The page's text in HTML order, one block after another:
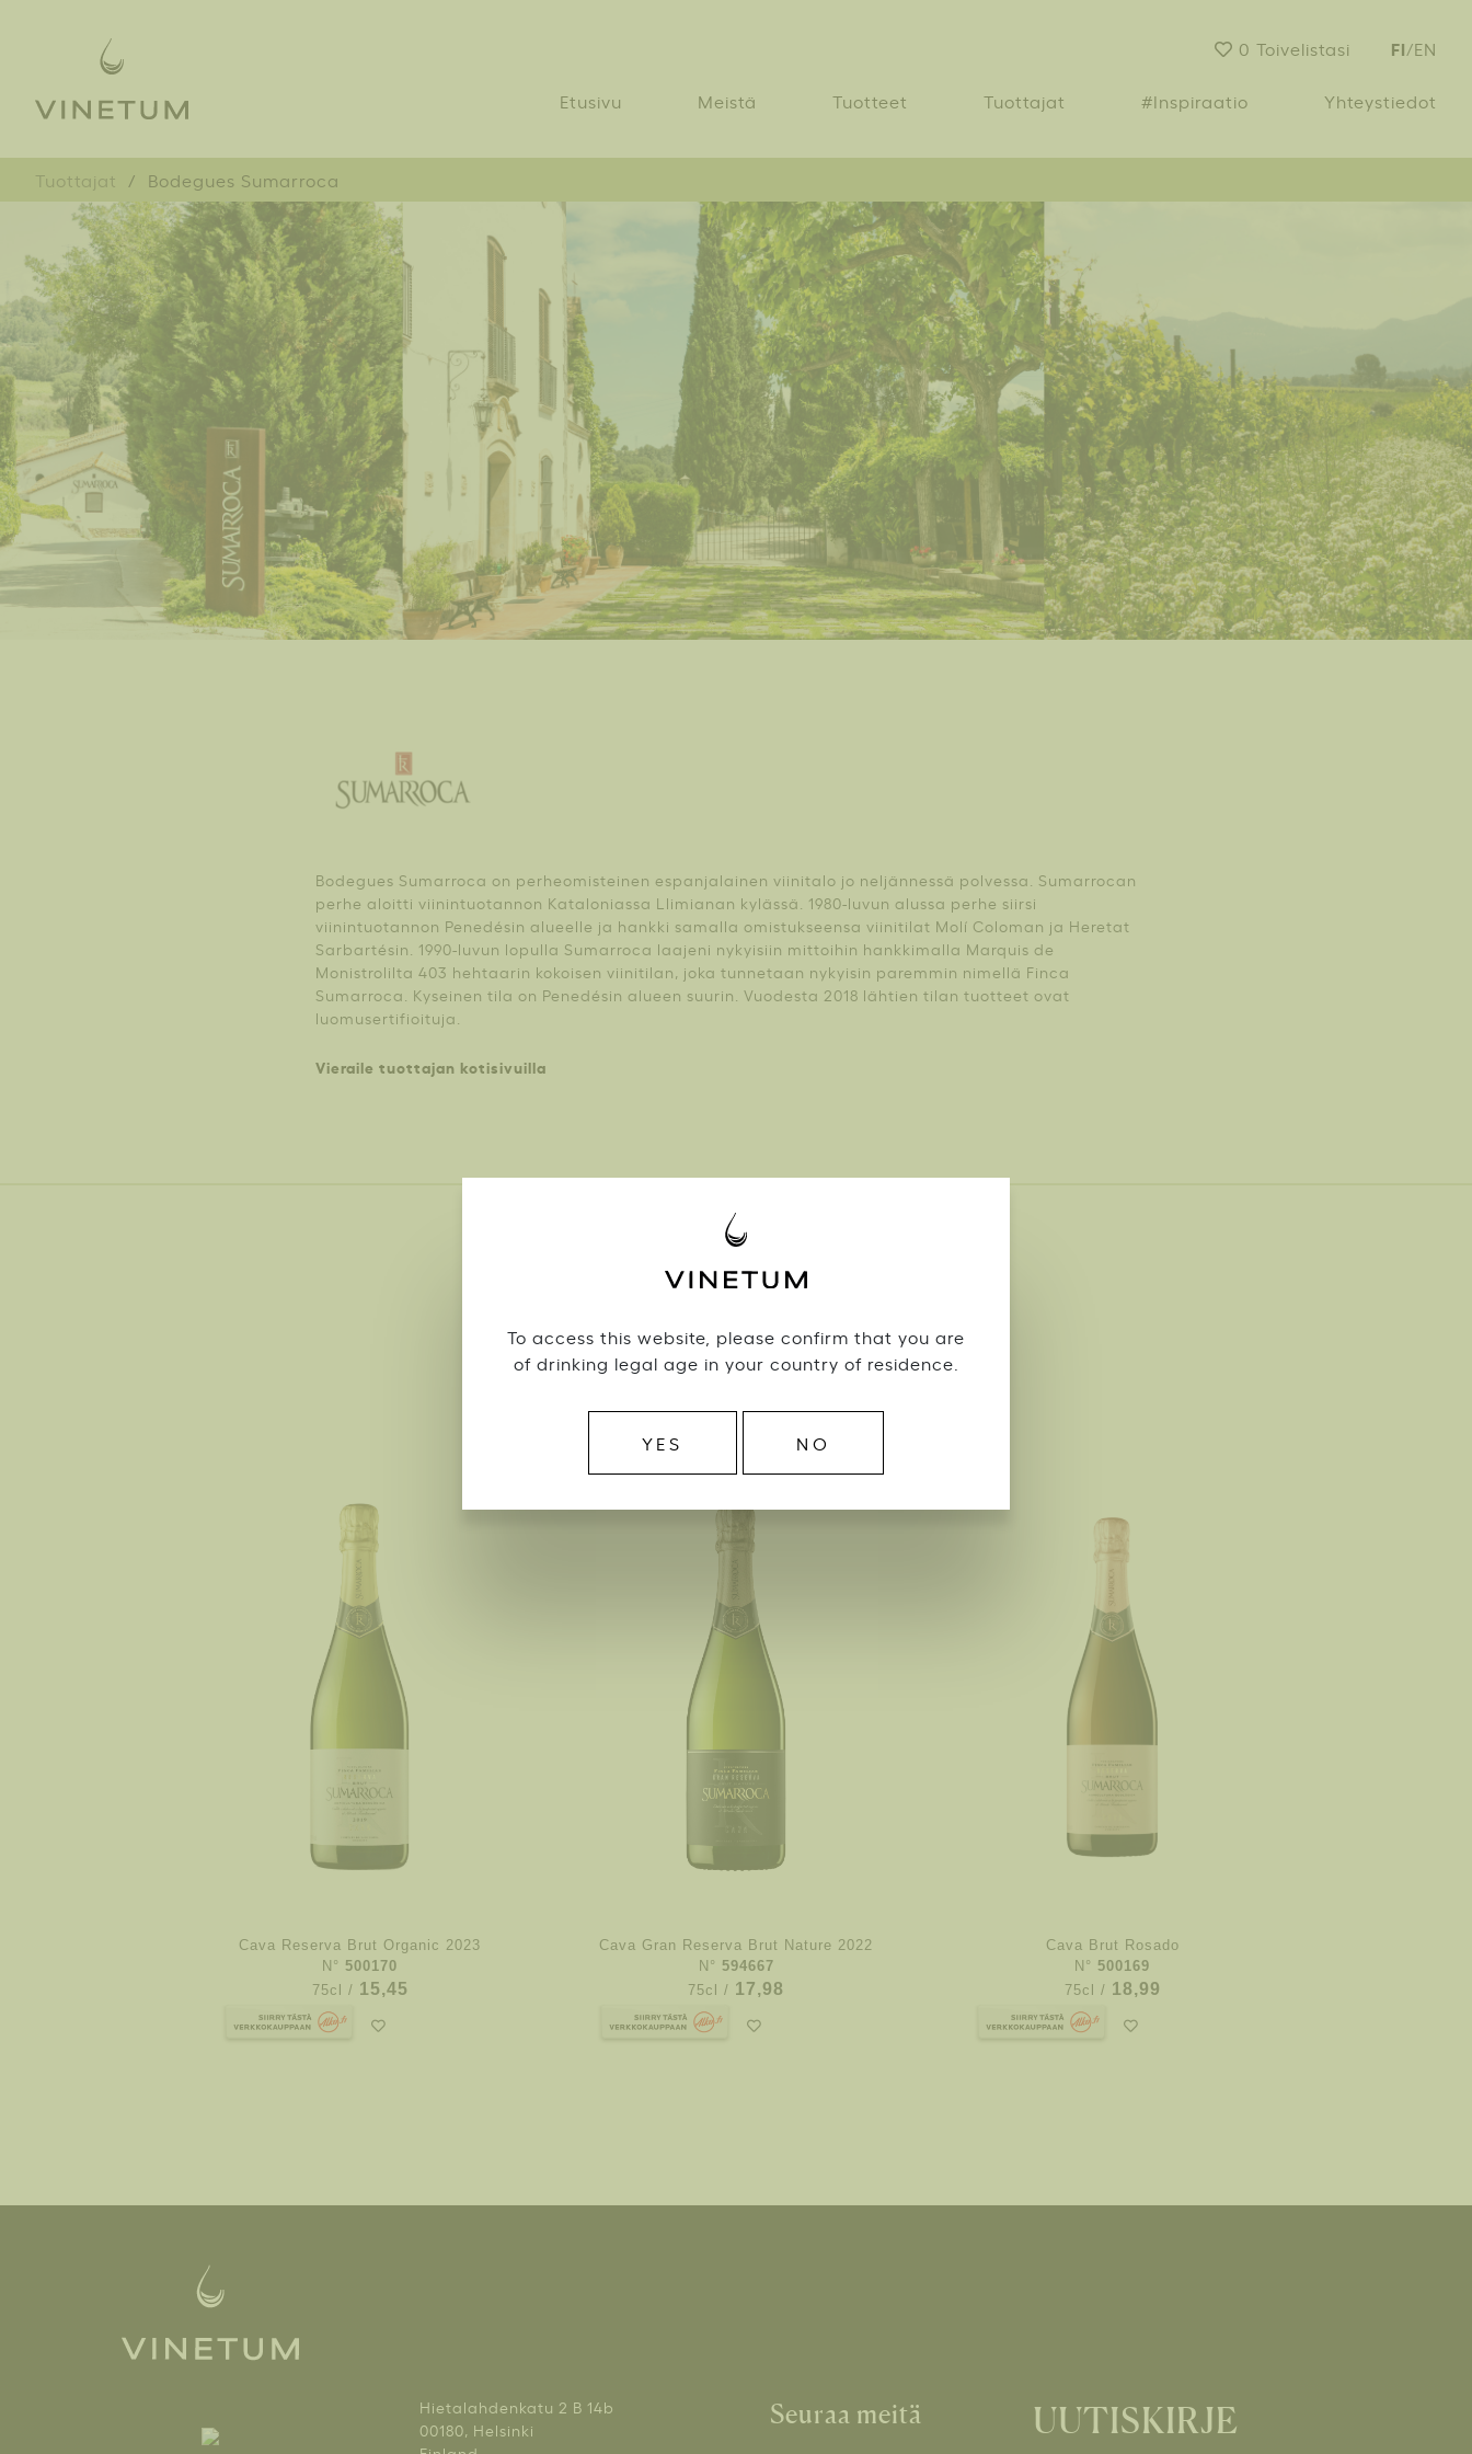
To access this website, please confirm that you are
of drinking legal age in your country of residence.
YES NO
0 Toivelistasi FI/EN
Etusivu Meistä Tuotteet Tuottajat #Inspiraatio Yhteystiedot
Tuottajat Bodegues Sumarroca
Bodegues Sumarroca on perheomisteinen espanjalainen viinitalo jo neljännessä polvessa. Sumarrocan
perhe aloitti viinintuotannon Kataloniassa Llimianan kylässä. 1980-luvun alussa perhe siirsi
viinintuotannon Penedésin alueelle ja hankki samalla omistukseensa viinitilat Molí Coloman ja Heretat
Sarbartésin. 1990-luvun lopulla Sumarroca laajeni nykyisiin mittoihin hankkimalla Marquis de
Monistrolilta 403 hehtaarin kokoisen viinitilan, joka tunnetaan nykyisin paremmin nimellä Finca
Sumarroca. Kyseinen tila on Penedésin alueen suurin. Vuodesta 2018 lähtien tilan tuotteet ovat
luomusertifioituja.
Vieraile tuottajan kotisivuilla
Monopolivalikoima
Ravintolavalikoima
Cava Reserva Brut Organic 2023
N° 500170
75cl / 15,45
Cava Gran Reserva Brut Nature 2022
N° 594667
75cl / 17,98
Cava Brut Rosado
N° 500169
75cl / 18,99
Hietalahdenkatu 2 B 14b
00180, Helsinki
Seuraa meitä UUTISKIRJE